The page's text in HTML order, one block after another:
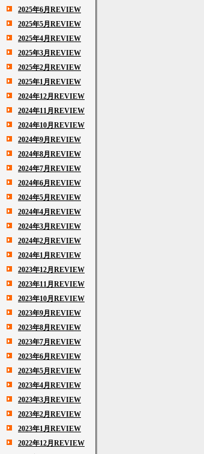
2025年6月REVIEW
2025年5月REVIEW
2025年4月REVIEW
2025年3月REVIEW
2025年2月REVIEW
2025年1月REVIEW
2024年12月REVIEW
2024年11月REVIEW
2024年10月REVIEW
2024年9月REVIEW
2024年8月REVIEW
2024年7月REVIEW
2024年6月REVIEW
2024年5月REVIEW
2024年4月REVIEW
2024年3月REVIEW
2024年2月REVIEW
2024年1月REVIEW
2023年12月REVIEW
2023年11月REVIEW
2023年10月REVIEW
2023年9月REVIEW
2023年8月REVIEW
2023年7月REVIEW
2023年6月REVIEW
2023年5月REVIEW
2023年4月REVIEW
2023年3月REVIEW
2023年2月REVIEW
2023年1月REVIEW
2022年12月REVIEW